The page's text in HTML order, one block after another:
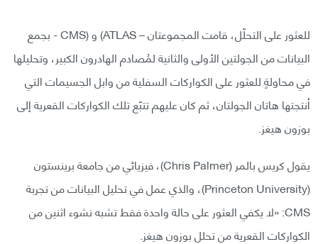
للعثور على التحلّل، قامت المجموعتان – ATLAS) و (CMS - بجمع
البيانات من الجولتين الأولى والثانية لمُصادم الهادرون الكبير، وتحليلها
في محاولةٍ للعثور على الكواركات السفلية من وابل الجسيمات التي
أنتجتها هاتان الجولتان، ثم كان عليهم تتبّع تلك الكواركات القعرية إلى
بوزون هيغز.
يقول كريس بالمر (Chris Palmer)، فيزيائي من جامعة برينستون
(Princeton University)، والذي عمل في تحليل البيانات من تجربة
CMS: «لا يكفي العثور على حالة واحدة فقط تشبه نشوء اثنين من
الكواركات القعرية من تحلل بوزون هيغز.